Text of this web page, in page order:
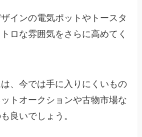
インの電気ポットやトースタ
ロな雰囲気をさらに高めてく
、今では手に入りにくいもの
トオークションや古物市場な
良いでしょう。